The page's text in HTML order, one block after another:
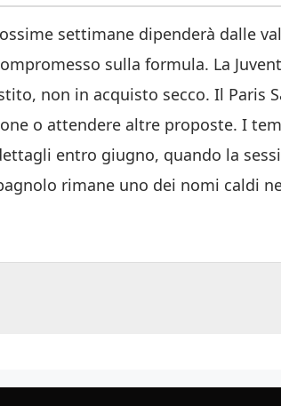
settimane dipenderà dalle
sulla formula. La
non in acquisto secco. Il Paris
o attendere altre proposte. I
entro giugno, quando la
rimane uno dei nomi caldi